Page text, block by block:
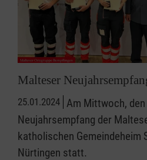
Malteser
25.01.2024 Am Mittwoch,
Neujahrsempfang der
katholischen Gemeindeheim
Nürtingen statt.